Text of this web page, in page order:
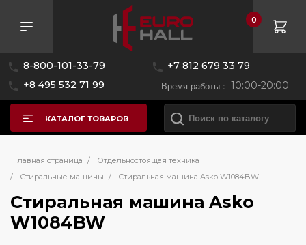
8-800-101-33-79
+7 812 679 33 79
+8 495 532 71 99
Время работы : 10:00-20:00
0
КАТАЛОГ ТОВАРОВ
Главная страница /
Отдельностоящая техника
/
Стиральные машины / Стиральная машина Asko W1084BW
Стиральная машина Asko
W1084BW